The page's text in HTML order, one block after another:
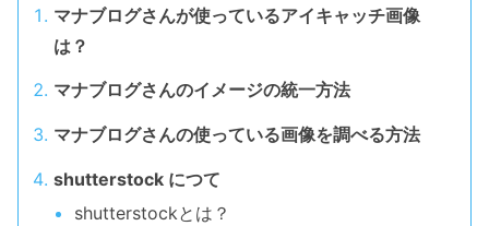
マナブログさんが使っているアイキャッチ画像
は？
マナブログさんのイメージの統一方法
マナブログさんの使っている画像を調べる方法
shutterstock につて
shutterstockとは？